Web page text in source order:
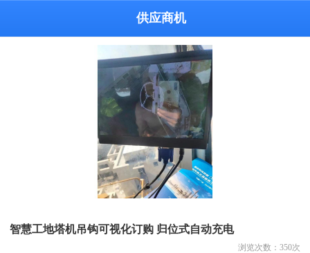
供应商机
智慧工地塔机吊钩可视化订购 归位式自动充电
浏览次数： 350次